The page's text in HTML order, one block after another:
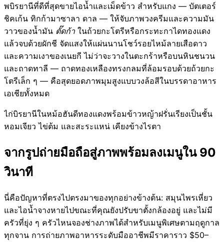
พบิรยานีที่ดีที่สุดขายไอน้ำและเม็ดข้าว สำหรับแกง — บัตเตอร์
ชิคเก้น ทิกก้ามาซาลา ดาล — ให้จับภาพวงครีมและความมัน
วาวของน้ำมัน ตั๊ดก้า ในถ้วยกะโตรีหรือกระทะกาไดทองแดง
แล้วจบด้วยผักชี จัดแสงให้แผ่นนานโชว์รอยไหม้ลายเสือดาว
และความเงาของเนยกี ไม่ว่าจะวางในตะกร้าหรือบนหินชนวน
และถาดทาลี — ถาดทองเหลืองทรงกลมที่ล้อมรอบด้วยถ้วยกะ
โตรีเล็ก ๆ — คือสุดยอดภาพมุมสูงแบบวงล้อสีในบรรดาอาหาร
เอเชียทั้งหมด
ไก่บิรยานีในหม้อฮันดีทองแดงพร้อมข้าวหญ้าฝรั่นเรียงเป็นชั้น
หอมเจียว ไข่ต้ม และสะระแหน่ เคียงข้างไรตา
จากรูปถ่ายมือถือสู่ภาพพร้อมลงเมนูใน 90
วินาที
นี่คือปัญหาที่ตรงไปตรงมาของทุกอย่างข้างต้น: สมุนไพรเหี่ยว
และไอน้ำจางหายไปขณะที่คุณยังปรับขาตั้งกล้องอยู่ และไม่มี
ครัวที่ยุ่ง ๆ ครัวไหนจองช่างภาพได้สำหรับเมนูพิเศษตามฤดูกาล
ทุกจาน การถ่ายภาพอาหารระดับมืออาชีพมีราคาราว $50–